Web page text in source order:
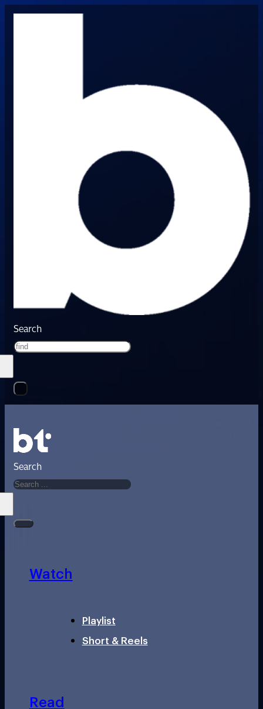
Search
Search
Watch
Playlist
Short & Reels
Read